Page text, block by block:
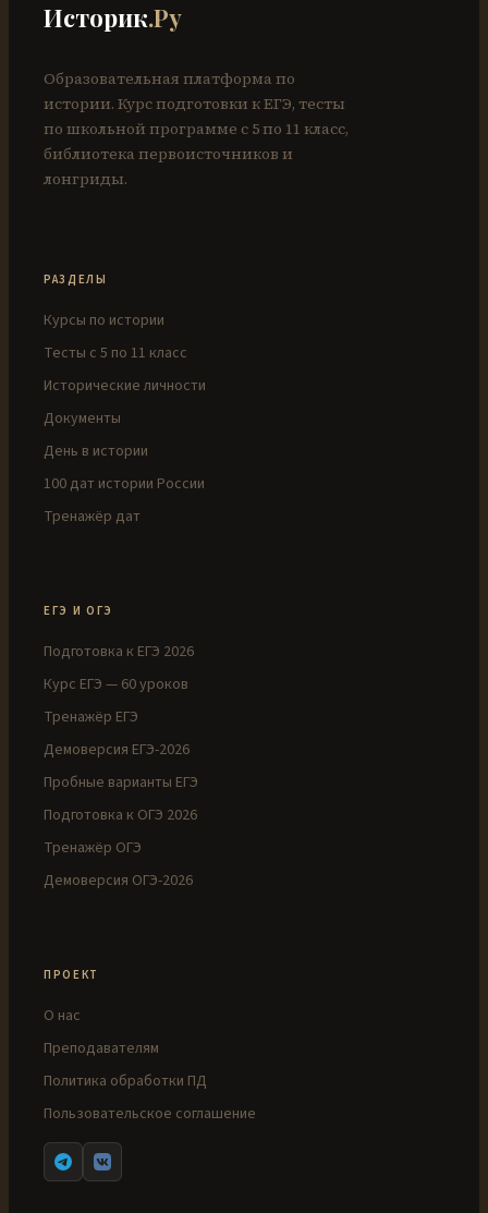
Историк.Ру
Образовательная платформа по
истории. Курс подготовки к ЕГЭ, тесты
по школьной программе с 5 по 11 класс,
библиотека первоисточников и
лонгриды.
РАЗДЕЛЫ
Курсы по истории
Тесты с 5 по 11 класс
Исторические личности
Документы
День в истории
100 дат истории России
Тренажёр дат
ЕГЭ И ОГЭ
Подготовка к ЕГЭ 2026
Курс ЕГЭ — 60 уроков
Тренажёр ЕГЭ
Демоверсия ЕГЭ-2026
Пробные варианты ЕГЭ
Подготовка к ОГЭ 2026
Тренажёр ОГЭ
Демоверсия ОГЭ-2026
ПРОЕКТ
О нас
Преподавателям
Политика обработки ПД
Пользовательское соглашение